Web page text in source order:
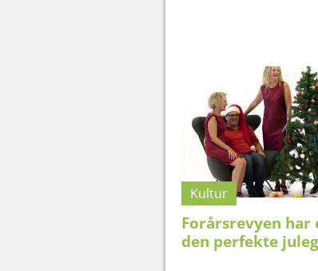
Kultur
Forårsrevyen
den perfekte